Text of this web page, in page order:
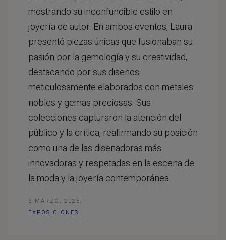
mostrando su inconfundible estilo en
joyería de autor. En ambos eventos, Laura
presentó piezas únicas que fusionaban su
pasión por la gemología y su creatividad,
destacando por sus diseños
meticulosamente elaborados con metales
nobles y gemas preciosas. Sus
colecciones capturaron la atención del
público y la crítica, reafirmando su posición
como una de las diseñadoras más
innovadoras y respetadas en la escena de
la moda y la joyería contemporánea.
6 MARZO, 2025
EXPOSICIONES